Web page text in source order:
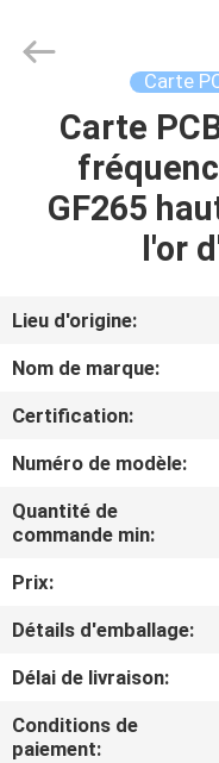
MAISON
VIDÉOS
À
PROPOS
DE
VISITE
DE
L'USINE
Electronics
Technology
Carte
Carte
GF265
l'or
Lieu d'origine:
Nom de marque:
Certification:
Numéro de modèle:
Quantité de
commande min:
Prix:
Détails d'emballage:
Délai de livraison:
Conditions de
paiement: